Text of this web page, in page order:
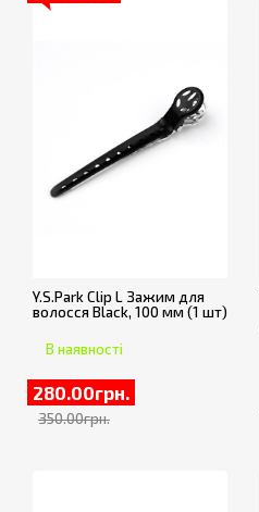
Y.S.Park Clip L Зажим для
волосся Black, 100 мм (1 шт)
В наявності
280.00грн.
350.00грн.